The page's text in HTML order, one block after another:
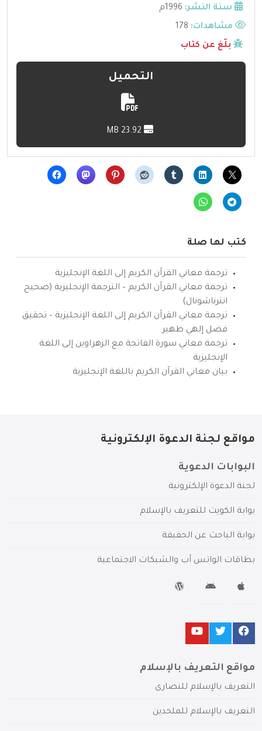
سنة النشر: 1996م
مشاهدات:
بلّغ عن كتاب
التحميل
كتب لها صلة
ترجمة معاني القرآن الكريم إلى اللغة الإنجليزية
ترجمة معاني القرآن الكريم – الترجمة الإنجليزية (صحيح
انترناشونال)
ترجمة معاني القرآن الكريم إلى اللغة الإنجليزية – تحقيق
فضل إلهي ظهير
ترجمة معاني سورة الفاتحة مع الزهراوين إلى اللغة
الإنجليزية
بيان معاني القرآن الكريم باللغة الإنجليزية
مواقع لجنة الدعوة الإلكترونية
البوابات الدعوية
لجنة الدعوة الإلكترونية
بوابة الكويت للتعريف بالإسلام
بوابة الباحث عن الحقيقة
بطاقات الواتس آب والشبكات الاجتماعية
مواقع التعريف بالإسلام
التعريف بالإسلام للنصارى
التعريف بالإسلام للملحدين